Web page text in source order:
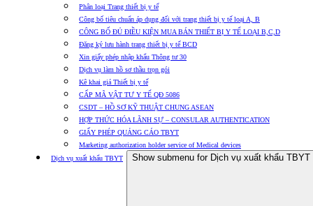
Phân loại Trang thiết bị y tế
Công bố tiêu chuẩn áp dụng đối với trang thiết bị y tế loại A, B
CÔNG BỐ ĐỦ ĐIỀU KIỆN MUA BÁN THIẾT BỊ Y TẾ LOẠI B,C,D
Đăng ký lưu hành trang thiết bị y tế BCD
Xin giấy phép nhập khẩu Thông tư 30
Dịch vụ làm hồ sơ thầu trọn gói
Kê khai giá Thiết bị y tế
CẤP MÃ VẬT TƯ Y TẾ QĐ 5086
CSDT – HỒ SƠ KỸ THUẬT CHUNG ASEAN
HỢP THỨC HÓA LÃNH SỰ – CONSULAR AUTHENTICATION
GIẤY PHÉP QUẢNG CÁO TBYT
Marketing authorization holder service of Medical devices
Dịch vụ xuất khẩu TBYT
Show submenu for Dịch vụ xuất khẩu TBYT